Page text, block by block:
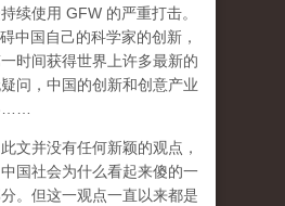
续使用 GFW 的严重打击。
中国自己的科学家的创新，
时间获得世界上许多最新的
问，中国的创新和创意产业
……
文并没有任何新颖的观点，
国社会为什么看起来傻的一
。但这一观点一直以来都是